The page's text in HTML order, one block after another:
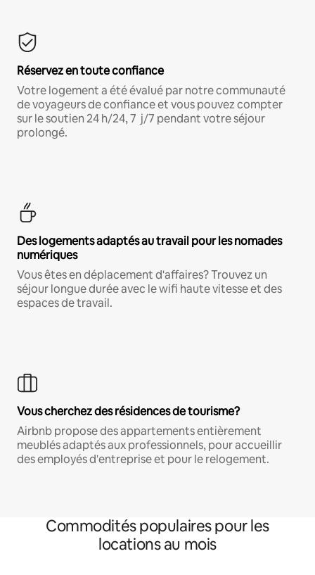
Réservez en toute confiance
Votre logement a été évalué par notre communauté
de voyageurs de confiance et vous pouvez compter
sur le soutien 24 h/24, 7 j/7 pendant votre séjour
prolongé.
Des logements adaptés au travail pour les nomades
numériques
Vous êtes en déplacement d'affaires? Trouvez un
séjour longue durée avec le wifi haute vitesse et des
espaces de travail.
Vous cherchez des résidences de tourisme?
Airbnb propose des appartements entièrement
meublés adaptés aux professionnels, pour accueillir
des employés d'entreprise et pour le relogement.
Commodités populaires pour les
locations au mois